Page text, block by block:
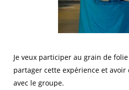
Je veux participer au grain de folie
partager cette expérience et avoir
avec le groupe.